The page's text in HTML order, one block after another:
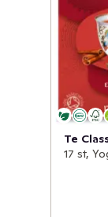
Te
17 st,